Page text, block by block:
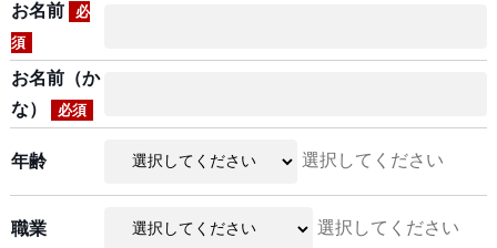
お名前
必
須
お名前（か
な）
必須
年齢 選択してください
職業 選択してください